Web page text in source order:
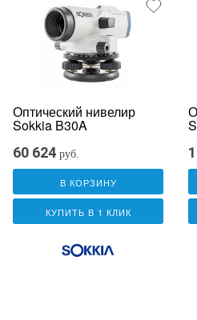
Оптический нивелир
Sokkia B30A
60 624 руб.
В КОРЗИНУ
КУПИТЬ В 1 КЛИК